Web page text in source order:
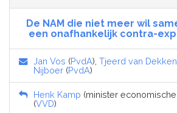
De NAM die niet meer wil
een onafhankelijk contra-
Jan Vos (PvdA), Tjeerd van Dekken
Nijboer (PvdA)
Henk Kamp (minister
(VVD)